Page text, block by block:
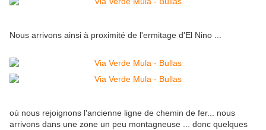
Nous arrivons ainsi à proximité de l'ermitage d'El Nino ...
où nous rejoignons l'ancienne ligne de chemin de fer... nous
arrivons dans une zone un peu montagneuse ... donc quelques